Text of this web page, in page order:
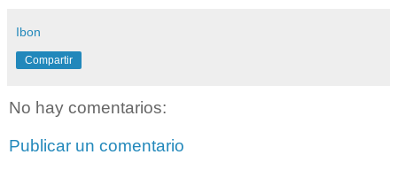
Ibon
Compartir
No hay comentarios:
Publicar un comentario